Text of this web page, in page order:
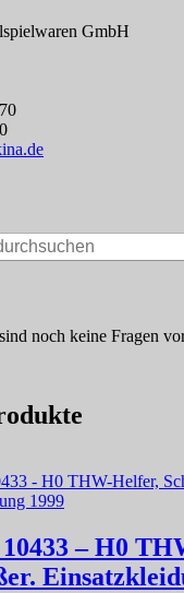
GmbH
noch keine Fragen
– H0